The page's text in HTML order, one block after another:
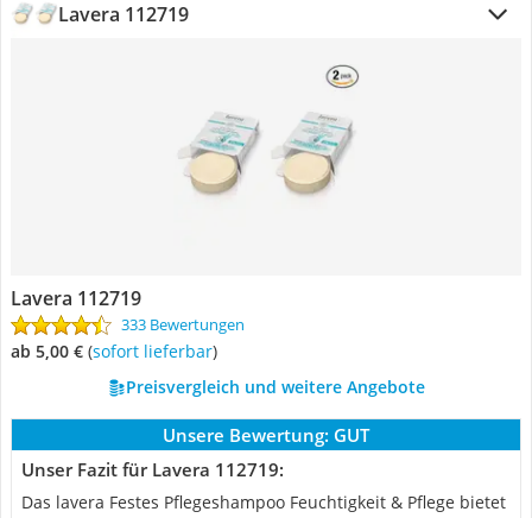
Lavera 112719
Lavera 112719
333 Bewertungen
ab 5,00 € ( Sofort lieferbar)
Preisvergleich und weitere Angebote
Unsere Bewertung: GUT
Unser Fazit für Lavera 112719:
Das lavera Festes Pflegeshampoo Feuchtigkeit & Pflege bietet